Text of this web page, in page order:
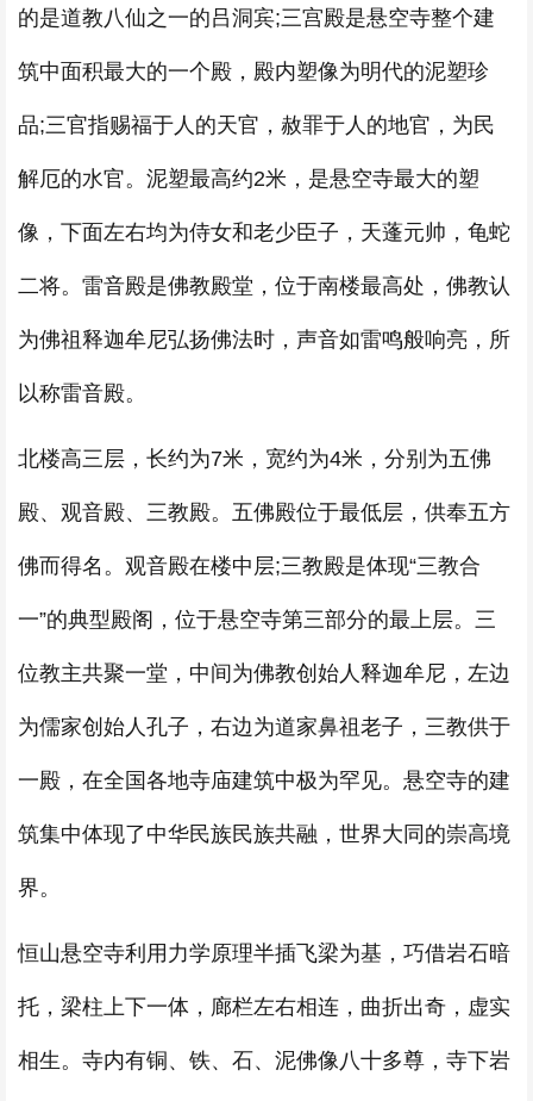
的是道教八仙之一的吕洞宾;三宫殿是悬空寺整个建
筑中面积最大的一个殿，殿内塑像为明代的泥塑珍
品;三官指赐福于人的天官，赦罪于人的地官，为民
解厄的水官。泥塑最高约2米，是悬空寺最大的塑
像，下面左右均为侍女和老少臣子，天蓬元帅，龟蛇
二将。雷音殿是佛教殿堂，位于南楼最高处，佛教认
为佛祖释迦牟尼弘扬佛法时，声音如雷鸣般响亮，所
以称雷音殿。
北楼高三层，长约为7米，宽约为4米，分别为五佛
殿、观音殿、三教殿。五佛殿位于最低层，供奉五方
佛而得名。观音殿在楼中层;三教殿是体现“三教合
一”的典型殿阁，位于悬空寺第三部分的最上层。三
位教主共聚一堂，中间为佛教创始人释迦牟尼，左边
为儒家创始人孔子，右边为道家鼻祖老子，三教供于
一殿，在全国各地寺庙建筑中极为罕见。悬空寺的建
筑集中体现了中华民族民族共融，世界大同的崇高境
界。
恒山悬空寺利用力学原理半插飞梁为基，巧借岩石暗
托，梁柱上下一体，廊栏左右相连，曲折出奇，虚实
相生。寺内有铜、铁、石、泥佛像八十多尊，寺下岩